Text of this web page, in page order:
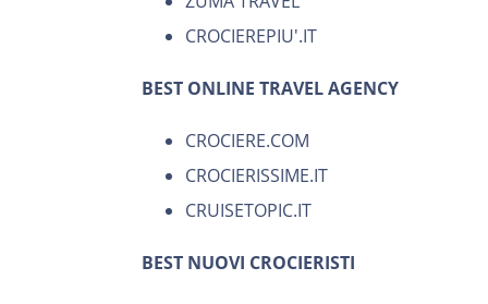
CROCIEREPIU'.IT
BEST ONLINE TRAVEL AGENCY
CROCIERE.COM
CROCIERISSIME.IT
CRUISETOPIC.IT
BEST NUOVI CROCIERISTI